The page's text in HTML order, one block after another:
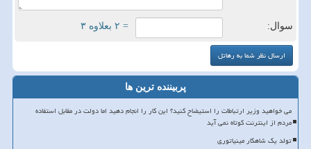
سوال: = ۲ بعلاوه ۳
پربیننده ترین ها
می خواهید وزیر ارتباطات را استیضاح کنید؟ این کار را انجام دهید اما دولت در مقابل استفاده
مردم از اینترنت کوتاه نمی آید
تولد یک شاهکار مینیاتوری